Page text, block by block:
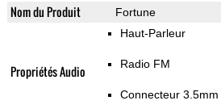
Nom du Produit Fortune
Propriétés Audio
Haut-Parleur
Radio FM
Connecteur 3.5mm